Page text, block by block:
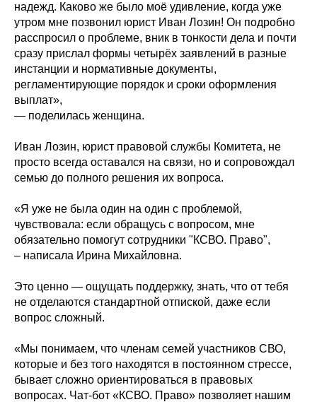
надежд. Каково же было моё удивление, когда уже
утром мне позвонил юрист Иван Лозин! Он подробно
расспросил о проблеме, вник в тонкости дела и почти
сразу прислал формы четырёх заявлений в разные
инстанции и нормативные документы,
регламентирующие порядок и сроки оформления
выплат»,
— поделилась женщина.
Иван Лозин, юрист правовой службы Комитета, не
просто всегда оставался на связи, но и сопровождал
семью до полного решения их вопроса.
«Я уже не была один на один с проблемой,
чувствовала: если обращусь с вопросом, мне
обязательно помогут сотрудники "КСВО. Право",
– написала Ирина Михайловна.
Это ценно — ощущать поддержку, знать, что от тебя
не отделаются стандартной отпиской, даже если
вопрос сложный.
«Мы понимаем, что членам семей участников СВО,
которые и без того находятся в постоянном стрессе,
бывает сложно ориентироваться в правовых
вопросах. Чат-бот «КСВО. Право» позволяет нашим